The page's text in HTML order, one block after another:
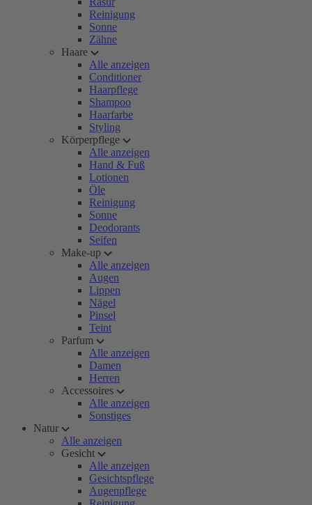
Reinigung
Sonne
Zähne
Haare
Alle anzeigen
Conditioner
Haarpflege
Shampoo
Haarfarbe
Styling
Körperpflege
Alle anzeigen
Hand & Fuß
Lotionen
Öle
Reinigung
Sonne
Deodorants
Seifen
Make-up
Alle anzeigen
Augen
Lippen
Nägel
Pinsel
Teint
Parfum
Alle anzeigen
Damen
Herren
Accessoires
Alle anzeigen
Sonstiges
Natur
Alle anzeigen
Gesicht
Alle anzeigen
Gesichtspflege
Augenpflege